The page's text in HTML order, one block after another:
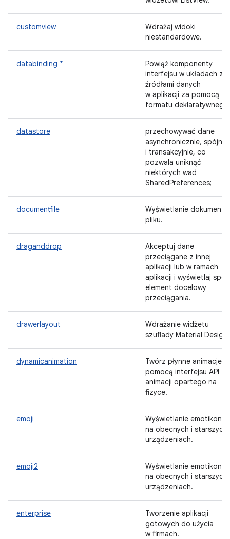
customview
Wdrażaj widoki
niestandardowe.
databinding *
Powiąż komponenty
interfejsu w układach ze
źródłami danych
w aplikacji za pomocą
formatu deklaratywnego.
datastore
przechowywać dane
asynchronicznie, spójnie
i transakcyjnie, co
pozwala uniknąć
niektórych wad
SharedPreferences;
documentfile
Wyświetlanie dokumentu
pliku.
draganddrop
Akceptuj dane
przeciągane z innej
aplikacji lub w ramach
aplikacji i wyświetlaj
element docelowy
przeciągania.
drawerlayout
Wdrażanie widżetu
szuflady Material Design.
dynamicanimation
Twórz płynne animacje
pomocą interfejsu API
animacji opartego na
fizyce.
emoji
Wyświetlanie
na obecnych i starszych
urządzeniach.
emoji2
Wyświetlanie
na obecnych i starszych
urządzeniach.
enterprise
Tworzenie aplikacji
gotowych do użycia
w firmach.